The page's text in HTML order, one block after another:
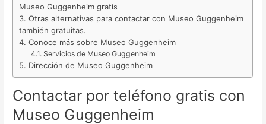
Museo Guggenheim gratis
Otras alternativas para contactar con Museo Guggenheim
también gratuitas.
Conoce más sobre Museo Guggenheim
Servicios de Museo Guggenheim
Dirección de Museo Guggenheim
Contactar por teléfono gratis con
Museo Guggenheim